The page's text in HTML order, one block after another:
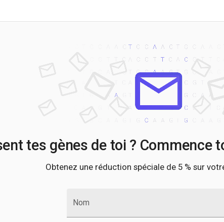
tes gènes de toi ? Commence
Obtenez une réduction spéciale de 5 % sur
Nom